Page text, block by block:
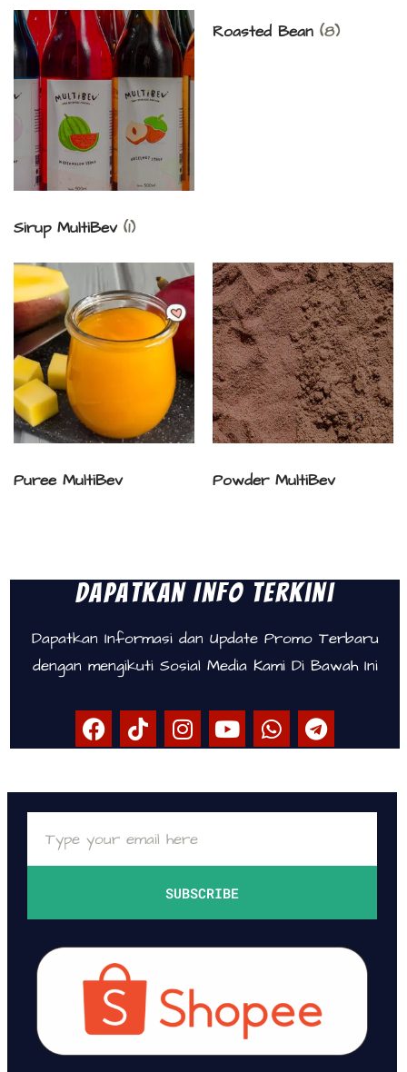
Sirup MultiBev (1)
Roasted Bean (8)
Puree MultiBev Powder MultiBev
Dapatkan Info Terkini
Dapatkan Informasi dan Update Promo Terbaru
dengan mengikuti Sosial Media Kami Di Bawah Ini
SUBSCRIBE